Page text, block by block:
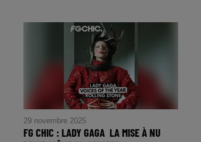
29 novembre 2025
FG CHIC : LADY GAGA LA MISE À NU